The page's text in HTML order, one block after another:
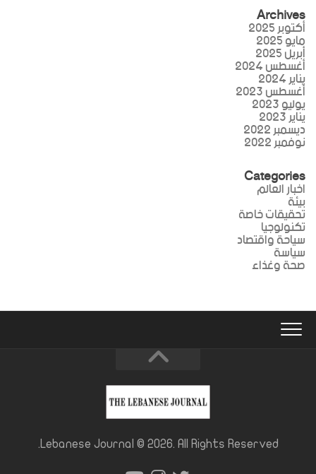
Archives
أكتوبر 2025
مايو 2025
أبريل 2025
أغسطس 2024
يناير 2024
أغسطس 2023
يوليو 2023
يناير 2023
ديسمبر 2022
نوفمبر 2022
Categories
اخبار العالم
بيئة
تحقيقات خاصة
تكنولوجيا
سياحة واقتصاد
سياسة
صحة وغذاء
Lebanese Journal © 2026. All Rights Reserved.